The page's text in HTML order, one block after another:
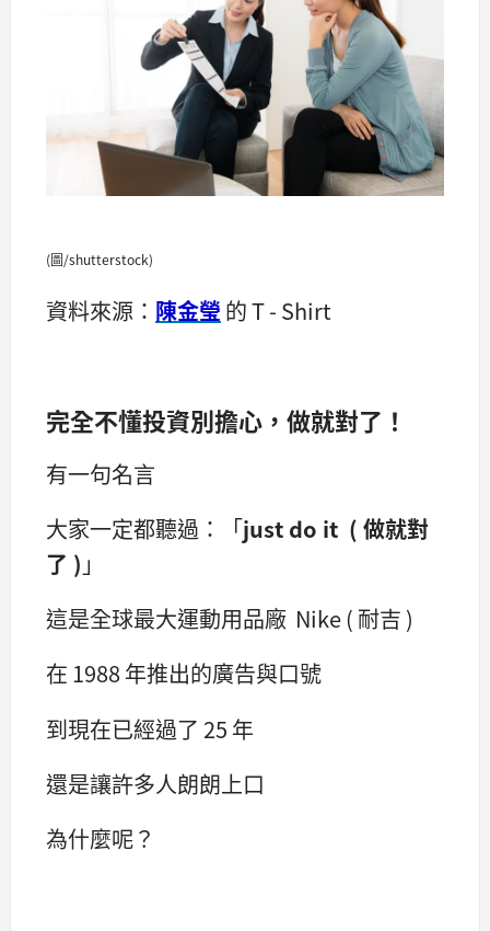
(圖/shutterstock)
資料來源： 陳金瑩 的 T - Shirt
完全不懂投資別擔心，做就對了！
有一句名言
大家一定都聽過：「just do it ( 做就對
了 ) 」
這是全球最大運動用品廠 Nike ( 耐吉 )
在 1988 年推出的廣告與口號
到現在已經過了 25 年
還是讓許多人朗朗上口
為什麼呢？